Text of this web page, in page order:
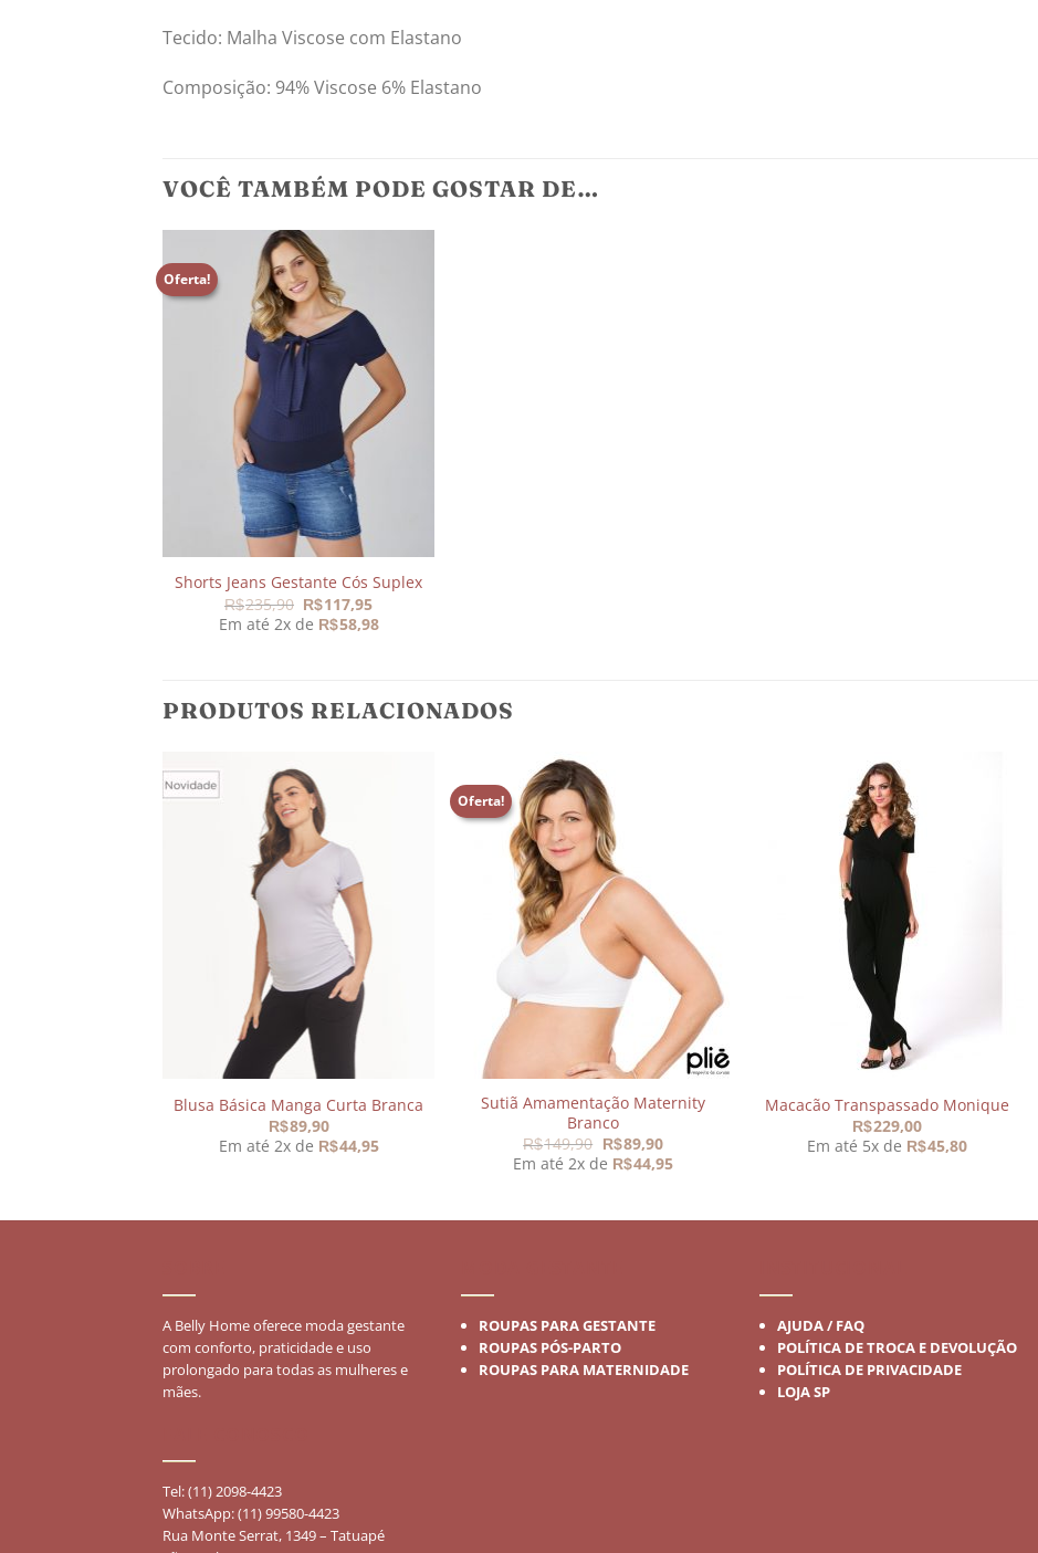
Tecido: Malha Viscose com Elastano
Composição: 94% Viscose 6% Elastano
VOCÊ TAMBÉM PODE GOSTAR DE…
Oferta!
Adicionar
aos
meus
desejos
Shorts Jeans Gestante Cós Suplex
R$235,90 O
preço
original
R$117,95O
preço
atual
Em até 2x de R$58,98
PRODUTOS RELACIONADOS
desejos
Blusa Básica Manga Curta Branca
R$89,90
Em até 2x de R$44,95
Oferta!
Sutiã Amamentação Maternity
Branco
R$149,90 O
preço
original
R$89,90O
preço
atual
Em até 2x de R$44,95
Macacão Transpassado Monique
R$229,00
Em até 5x de R$45,80
A Belly Home oferece moda gestante
com conforto, praticidade e uso
prolongado para todas as mulheres e
mães.
ROUPAS PARA GESTANTE
ROUPAS PÓS-PARTO
ROUPAS PARA MATERNIDADE
AJUDA / FAQ
POLÍTICA DE TROCA E DEVOLUÇÃO
POLÍTICA DE PRIVACIDADE
LOJA SP
Tel: (11) 2098-4423
WhatsApp: (11) 99580-4423
Rua Monte Serrat, 1349 – Tatuapé